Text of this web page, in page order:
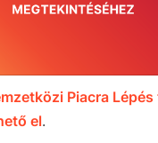
Piacra
el.